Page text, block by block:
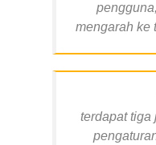
mengarah ke
terdapat tiga